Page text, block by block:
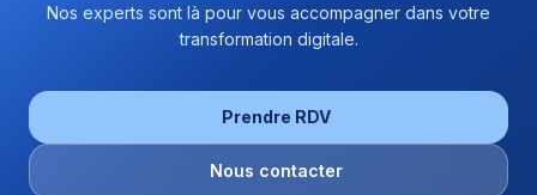
Nos experts sont là pour vous accompagner dans votre
transformation digitale.
Prendre RDV
Nous contacter